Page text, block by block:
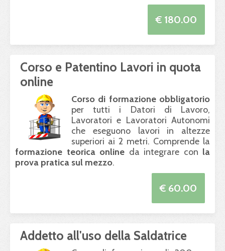
€ 180.00
Corso e Patentino Lavori in quota
online
Corso di formazione obbligatorio
per tutti i Datori di Lavoro,
Lavoratori e Lavoratori Autonomi
che eseguono lavori in altezze
superiori ai 2 metri. Comprende la
formazione teorica online da integrare con la
prova pratica sul mezzo.
€ 60.00
Addetto all'uso della Saldatrice